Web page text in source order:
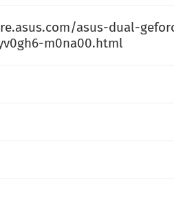
asus-dual-
m0na00.html